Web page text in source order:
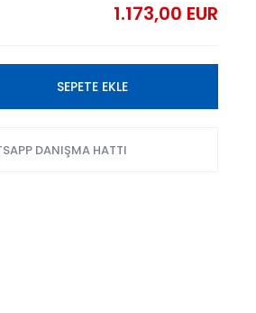
1.173,00 EUR
SEPETE EKLE
DANIŞMA HATTI